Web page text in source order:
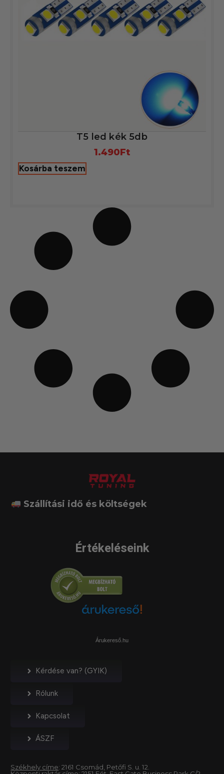
T5 led kék 5db
1.490Ft
Kosárba teszem
Szállítási idő és költségek
Értékeléseink
Árukereső.hu
Kérdése van? (GYIK)
Rólunk
Kapcsolat
ÁSZF
Székhely címe: 2161 Csomád, Petőfi S. u. 12.